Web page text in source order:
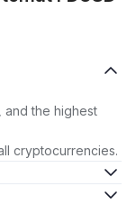
and the highest
cryptocurrencies.